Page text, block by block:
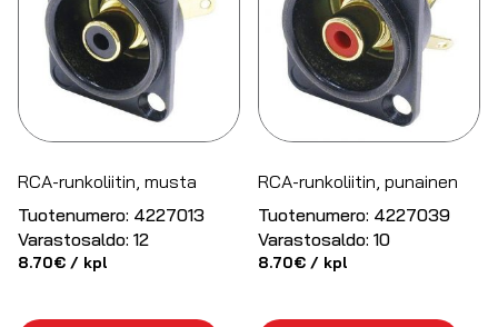
RCA-runkoliitin, musta
Tuotenumero: 4227013
Varastosaldo: 12
8.70€ / kpl
RCA-runkoliitin, punainen
Tuotenumero: 4227039
Varastosaldo: 10
8.70€ / kpl